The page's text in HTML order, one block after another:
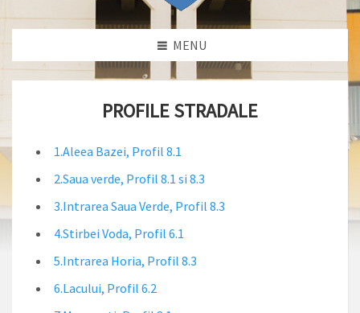
MENU
PROFILE STRADALE
1.Aleea Bazei, Profil 8.1
2.Saua verde, Profil 8.1 si 8.3
3.Intrarea Saua Verde, Profil 8.3
4.Stirbei Voda, Profil 6.1
5.Intrarea Horia, Profil 8.3
6.Lacului, Profil 6.2